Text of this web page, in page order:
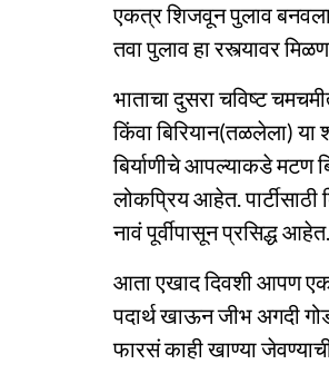
एकत्र शिजवून पुलाव
तवा पुलाव हा रस्त्यावर
भाताचा दुसरा चविष्ट
किंवा बिरियान(तळलेला)
बिर्याणीचे आपल्याकडे मटण
लोकप्रिय आहेत. पार्टीसाठी
नावं पूर्वीपासून प्रसिद्ध आहेत.
आता एखाद दिवशी आपण एका
पदार्थ खाऊन जीभ अगदी
फारसं काही खाण्या